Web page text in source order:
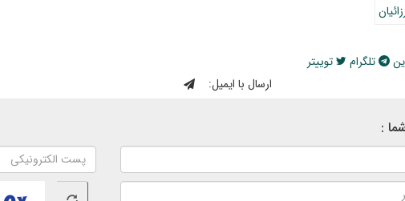
تلگرام
توییتر
ارسال با ایمیل:
: